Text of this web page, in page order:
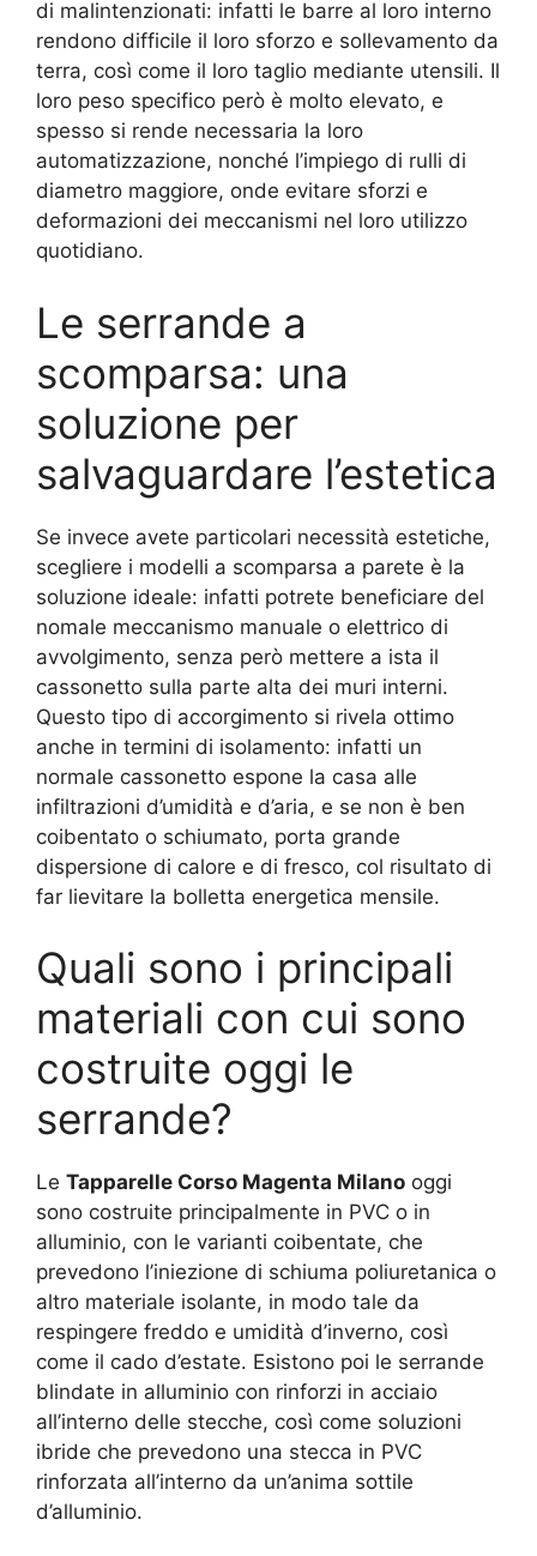
di malintenzionati: infatti le barre al loro interno
rendono difficile il loro sforzo e sollevamento da
terra, così come il loro taglio mediante utensili. Il
loro peso specifico però è molto elevato, e
spesso si rende necessaria la loro
automatizzazione, nonché l’impiego di rulli di
diametro maggiore, onde evitare sforzi e
deformazioni dei meccanismi nel loro utilizzo
quotidiano.
Le serrande a
scomparsa: una
soluzione per
salvaguardare l’estetica
Se invece avete particolari necessità estetiche,
scegliere i modelli a scomparsa a parete è la
soluzione ideale: infatti potrete beneficiare del
nomale meccanismo manuale o elettrico di
avvolgimento, senza però mettere a ista il
cassonetto sulla parte alta dei muri interni.
Questo tipo di accorgimento si rivela ottimo
anche in termini di isolamento: infatti un
normale cassonetto espone la casa alle
infiltrazioni d’umidità e d’aria, e se non è ben
coibentato o schiumato, porta grande
dispersione di calore e di fresco, col risultato di
far lievitare la bolletta energetica mensile.
Quali sono i principali
materiali con cui sono
costruite oggi le
serrande?
Le Tapparelle Corso Magenta Milano oggi
sono costruite principalmente in PVC o in
alluminio, con le varianti coibentate, che
prevedono l’iniezione di schiuma poliuretanica o
altro materiale isolante, in modo tale da
respingere freddo e umidità d’inverno, così
come il cado d’estate. Esistono poi le serrande
blindate in alluminio con rinforzi in acciaio
all’interno delle stecche, così come soluzioni
ibride che prevedono una stecca in PVC
rinforzata all’interno da un’anima sottile
d’alluminio.